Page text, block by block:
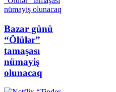
Bazar günü
“Ölülər”
tamaşası
nümayiş
olunacaq